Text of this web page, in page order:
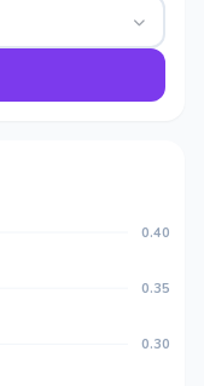
0.40
0.35
0.30